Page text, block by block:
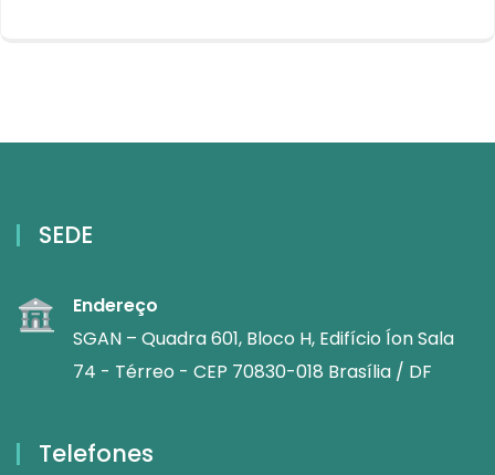
SEDE
Endereço
SGAN – Quadra 601, Bloco H, Edifício Íon Sala
74 - Térreo - CEP 70830-018 Brasília / DF
Telefones